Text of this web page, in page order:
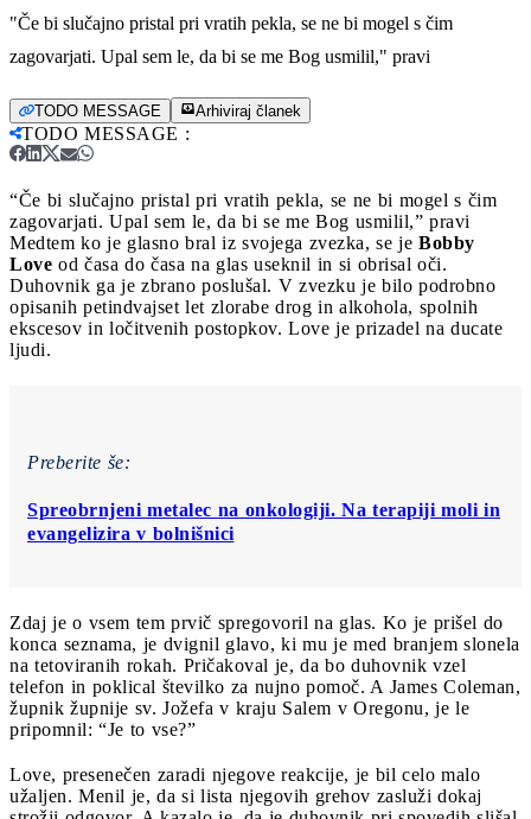
"Če bi slučajno pristal pri vratih pekla, se ne bi mogel s čim
zagovarjati. Upal sem le, da bi se me Bog usmilil," pravi
TODO MESSAGE Arhiviraj članek
TODO MESSAGE :
“Če bi slučajno pristal pri vratih pekla, se ne bi mogel s čim
zagovarjati. Upal sem le, da bi se me Bog usmilil,” pravi
Medtem ko je glasno bral iz svojega zvezka, se je Bobby
Love od časa do časa na glas useknil in si obrisal oči.
Duhovnik ga je zbrano poslušal. V zvezku je bilo podrobno
opisanih petindvajset let zlorabe drog in alkohola, spolnih
ekscesov in ločitvenih postopkov. Love je prizadel na ducate
ljudi.
Preberite še:
Spreobrnjeni metalec na onkologiji. Na terapiji moli in
evangelizira v bolnišnici
Zdaj je o vsem tem prvič spregovoril na glas. Ko je prišel do
konca seznama, je dvignil glavo, ki mu je med branjem slonela
na tetoviranih rokah. Pričakoval je, da bo duhovnik vzel
telefon in poklical številko za nujno pomoč. A James Coleman,
župnik župnije sv. Jožefa v kraju Salem v Oregonu, je le
pripomnil: “Je to vse?”
Love, presenečen zaradi njegove reakcije, je bil celo malo
užaljen. Menil je, da si lista njegovih grehov zasluži dokaj